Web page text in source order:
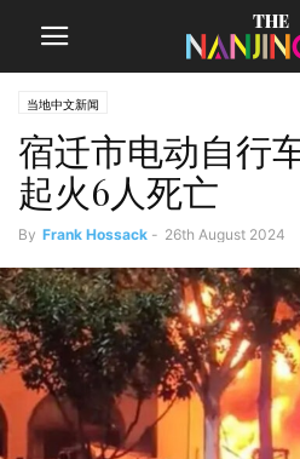
当地中文新闻
宿迁市电动自行
起火6人死亡
By Frank Hossack - 26th August 2024